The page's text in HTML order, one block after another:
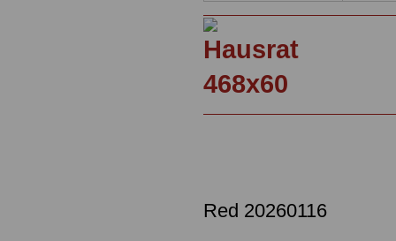
Red 20260116